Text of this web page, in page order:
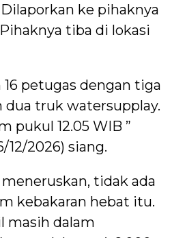
Dilaporkan ke pihaknya
Pihaknya tiba di lokasi
petugas dengan tiga
truk watersupplay.
pukul 12.05 WIB ”
12/2026) siang.
tidak ada
kebakaran hebat itu.
masih dalam